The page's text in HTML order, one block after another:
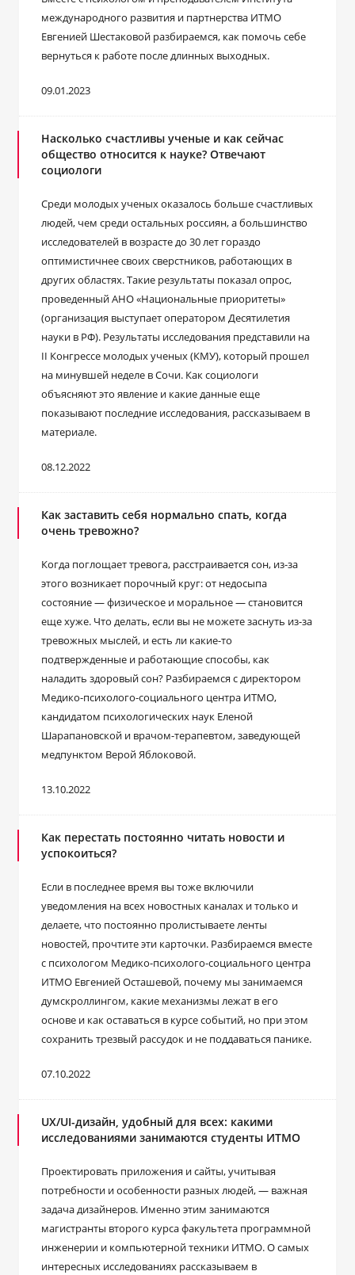
международного развития и партнерства ИТМО
Евгенией Шестаковой разбираемся, как помочь себе
вернуться к работе после длинных выходных.
09.01.2023
Насколько счастливы ученые и как сейчас
общество относится к науке? Отвечают
социологи
Среди молодых ученых оказалось больше счастливых
людей, чем среди остальных россиян, а большинство
исследователей в возрасте до 30 лет гораздо
оптимистичнее своих сверстников, работающих в
других областях. Такие результаты показал опрос,
проведенный АНО «Национальные приоритеты»
(организация выступает оператором Десятилетия
науки в РФ). Результаты исследования представили на
II Конгрессе молодых ученых (КМУ), который прошел
на минувшей неделе в Сочи. Как социологи
объясняют это явление и какие данные еще
показывают последние исследования, рассказываем в
материале.
08.12.2022
Как заставить себя нормально спать, когда
очень тревожно?
Когда поглощает тревога, расстраивается сон, из-за
этого возникает порочный круг: от недосыпа
состояние ― физическое и моральное ― становится
еще хуже. Что делать, если вы не можете заснуть из-за
тревожных мыслей, и есть ли какие-то
подтвержденные и работающие способы, как
наладить здоровый сон? Разбираемся с директором
Медико-психолого-социального центра ИТМО,
кандидатом психологических наук Еленой
Шарапановской и врачом-терапевтом, заведующей
медпунктом Верой Яблоковой.
13.10.2022
Как перестать постоянно читать новости и
успокоиться?
Если в последнее время вы тоже включили
уведомления на всех новостных каналах и только и
делаете, что постоянно пролистываете ленты
новостей, прочтите эти карточки. Разбираемся вместе
с психологом Медико-психолого-социального центра
ИТМО Евгенией Осташевой, почему мы занимаемся
думскроллингом, какие механизмы лежат в его
основе и как оставаться в курсе событий, но при этом
сохранить трезвый рассудок и не поддаваться панике.
07.10.2022
UX/UI-дизайн, удобный для всех: какими
исследованиями занимаются студенты ИТМО
Проектировать приложения и сайты, учитывая
потребности и особенности разных людей, — важная
задача дизайнеров. Именно этим занимаются
магистранты второго курса факультета программной
инженерии и компьютерной техники ИТМО. О самых
интересных исследованиях рассказываем в